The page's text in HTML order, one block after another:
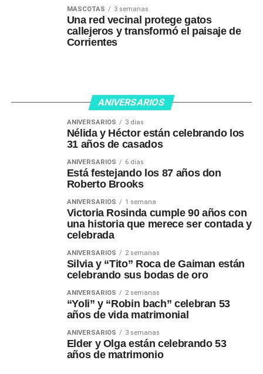
MASCOTAS 3 semanas
Una red vecinal protege gatos
callejeros y transformó el paisaje de
Corrientes
ANIVERSARIOS
ANIVERSARIOS 3 días
Nélida y Héctor están celebrando los
31 años de casados
ANIVERSARIOS 6 días
Está festejando los 87 años don
Roberto Brooks
ANIVERSARIOS 1 semana
Victoria Rosinda cumple 90 años con
una historia que merece ser contada y
celebrada
ANIVERSARIOS 2 semanas
Silvia y “Tito” Roca de Gaiman están
celebrando sus bodas de oro
ANIVERSARIOS 2 semanas
“Yoli” y “Robin bach” celebran 53
años de vida matrimonial
ANIVERSARIOS 3 semanas
Elder y Olga están celebrando 53
años de matrimonio